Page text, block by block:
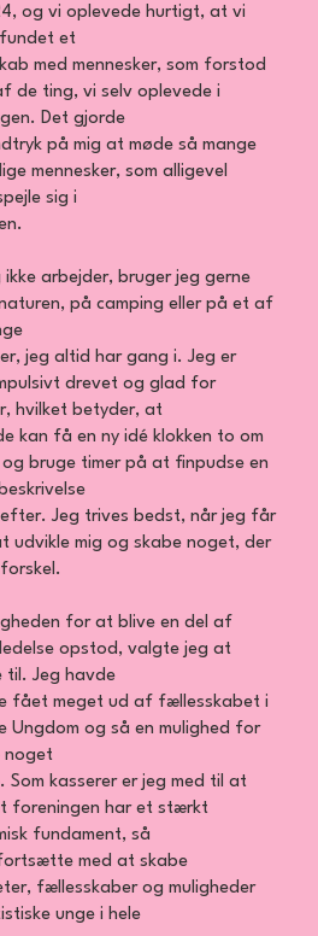
og vi oplevede hurtigt, at vi
et
med mennesker, som forstod
de ting, vi selv oplevede i
Det gjorde
på mig at møde så mange
mennesker, som alligevel
sig i
ikke arbejder, bruger jeg gerne
på camping eller på et af
jeg altid har gang i. Jeg er
drevet og glad for
hvilket betyder, at
kan få en ny idé klokken to om
bruge timer på at finpudse en
Jeg trives bedst, når jeg får
udvikle mig og skabe noget, der
for at blive en del af
opstod, valgte jeg at
til. Jeg havde
fået meget ud af fællesskabet i
Ungdom og så en mulighed for
noget
Som kasserer er jeg med til at
foreningen har et stærkt
fundament, så
med at skabe
fællesskaber og muligheder
unge i hele